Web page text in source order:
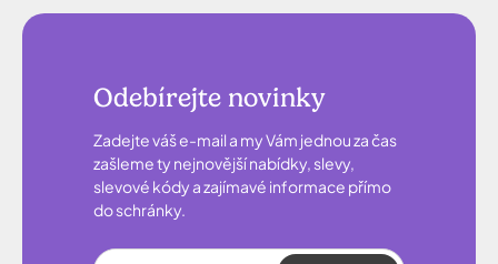
Odebírejte novinky
Zadejte váš e-mail a my Vám jednou za čas
zašleme ty nejnovější nabídky, slevy,
slevové kódy a zajímavé informace přímo
do schránky.